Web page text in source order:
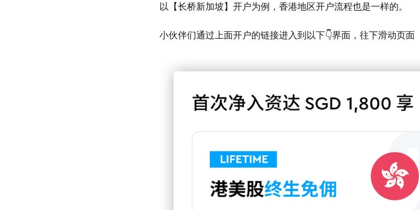
以【长桥新加坡】开户为例，香港地区开户流程也是一样的。
小伙伴们通过上面开户的链接进入到以下👇界面，往下滑动页面